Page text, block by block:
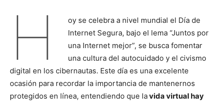
H
oy se celebra a nivel mundial el Día de
Internet Segura, bajo el lema “Juntos por
una Internet mejor”, se busca fomentar
una cultura del autocuidado y el civismo
digital en los cibernautas. Este día es una excelente
ocasión para recordar la importancia de mantenernos
protegidos en línea, entendiendo que lavida virtual hay